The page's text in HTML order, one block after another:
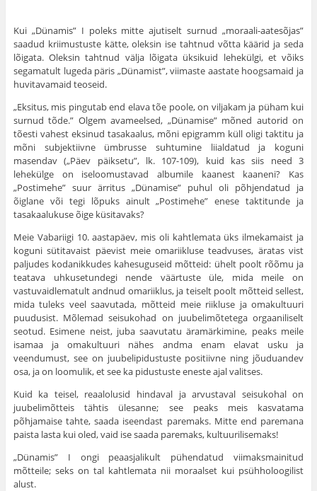
Kui „Dünamis” I poleks mitte ajutiselt surnud „moraali-aatesõjas”
saadud kriimustuste kätte, oleksin ise tahtnud võtta käärid ja seda
lõigata. Oleksin tahtnud välja lõigata üksikuid lehekülgi, et võiks
segamatult lugeda päris „Dünamist”, viimaste aastate hoogsamaid ja
huvitavamaid teoseid.
„Eksitus, mis pingutab end elava tõe poole, on viljakam ja püham kui
surnud tõde.” Olgem avameelsed, „Dünamise” mõned autorid on
tõesti vahest eksinud tasakaalus, mõni epigramm küll oligi taktitu ja
mõni subjektiivne ümbrusse suhtumine liialdatud ja koguni
masendav („Päev päiksetu”, lk. 107-109), kuid kas siis need 3
lehekülge on iseloomustavad albumile kaanest kaaneni? Kas
„Postimehe” suur ärritus „Dünamise” puhul oli põhjendatud ja
õiglane või tegi lõpuks ainult „Postimehe” enese taktitunde ja
tasakaalukuse õige küsitavaks?
Meie Vabariigi 10. aastapäev, mis oli kahtlemata üks ilmekamaist ja
koguni sütitavaist päevist meie omariikluse teadvuses, äratas vist
paljudes kodanikkudes kahesuguseid mõtteid: ühelt poolt rõõmu ja
teatava uhkusetundegi nende väärtuste üle, mida meile on
vastuvaidlematult andnud omariiklus, ja teiselt poolt mõtteid sellest,
mida tuleks veel saavutada, mõtteid meie riikluse ja omakultuuri
puudusist. Mõlemad seisukohad on juubelimõtetega orgaaniliselt
seotud. Esimene neist, juba saavutatu äramärkimine, peaks meile
isamaa ja omakultuuri nähes andma enam elavat usku ja
veendumust, see on juubelipidustuste positiivne ning jõuduandev
osa, ja on loomulik, et see ka pidustuste eneste ajal valitses.
Kuid ka teisel, reaalolusid hindaval ja arvustaval seisukohal on
juubelimõtteis tähtis ülesanne; see peaks meis kasvatama
põhjamaise tahte, saada iseendast paremaks. Mitte end paremana
paista lasta kui oled, vaid ise saada paremaks, kultuurilisemaks!
„Dünamis” I ongi peaasjalikult pühendatud viimaksmainitud
mõtteile; seks on tal kahtlemata nii moraalset kui psühholoogilist
alust.